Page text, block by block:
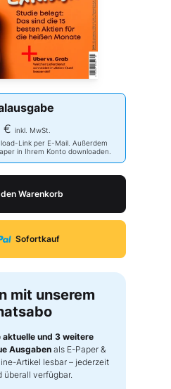
€ inkl. MwSt.
Link per E-Mail. Außerdem
in Ihrem Konto downloaden.
Warenkorb
Sofortkauf
mit unserem
aktuelle und 3 weitere
Ausgaben als E-Paper &
Artikel lesbar – jederzeit
überall verfügbar.